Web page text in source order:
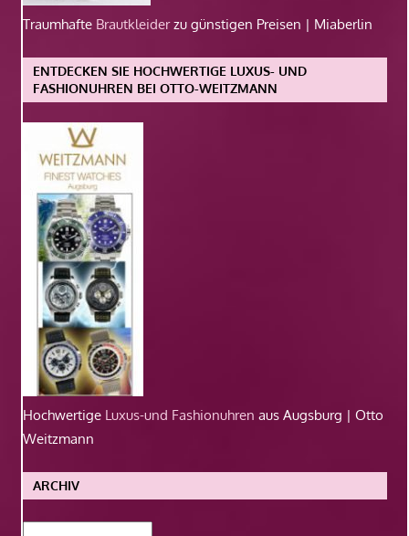
Traumhafte Brautkleiderzu günstigen Preisen | Miaberlin
ENTDECKEN SIE HOCHWERTIGE LUXUS- UND
FASHIONUHREN BEI OTTO-WEITZMANN
Hochwertige Luxus-und Fashionuhren aus Augsburg | Otto
Weitzmann
ARCHIV